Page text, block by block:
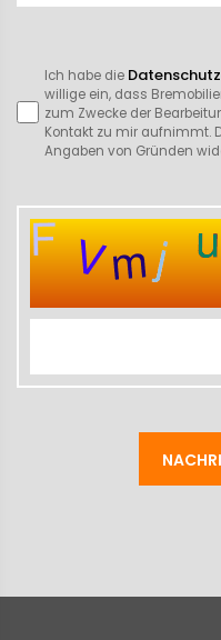
Ich habe die
willige ein, dass
zum Zwecke der
Kontakt zu mir aufnimmt.
Angaben von Gründen